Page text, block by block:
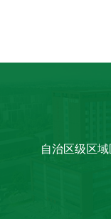
自治区级区